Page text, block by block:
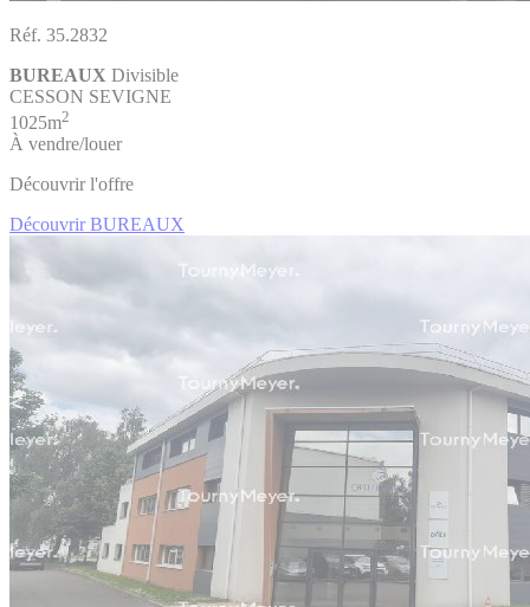
Réf. 35.2832
BUREAUX Divisible
CESSON SEVIGNE
1025m2
À vendre/louer
Découvrir l'offre
Découvrir BUREAUX